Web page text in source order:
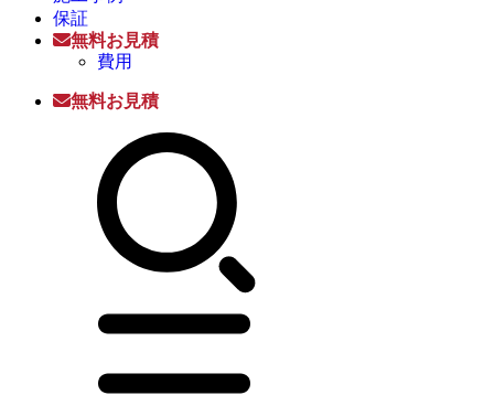
保証
無料お見積
費用
無料お見積